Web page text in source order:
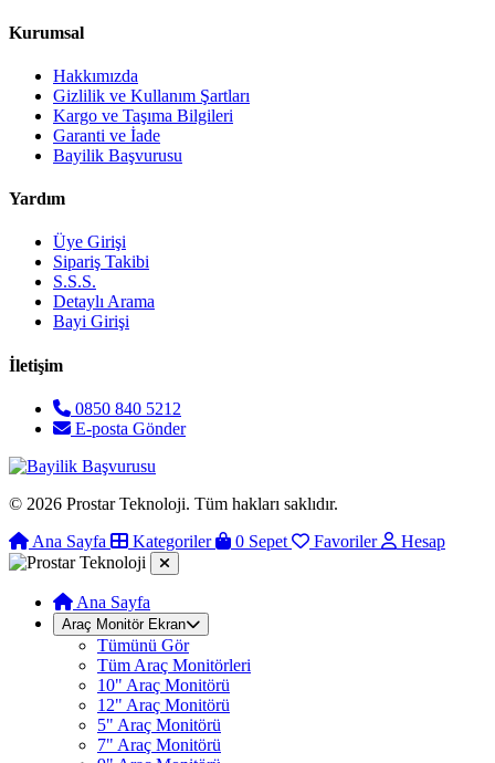
Kurumsal
Hakkımızda
Gizlilik ve Kullanım Şartları
Kargo ve Taşıma Bilgileri
Garanti ve İade
Bayilik Başvurusu
Yardım
Üye Girişi
Sipariş Takibi
S.S.S.
Detaylı Arama
Bayi Girişi
İletişim
0850 840 5212
E-posta Gönder
© 2026 Prostar Teknoloji. Tüm hakları saklıdır.
Ana Sayfa
Kategoriler 0 Sepet Favoriler Hesap
Ana Sayfa
Araç Monitör Ekran
Tümünü Gör
Tüm Araç Monitörleri
10" Araç Monitörü
12" Araç Monitörü
5" Araç Monitörü
7" Araç Monitörü